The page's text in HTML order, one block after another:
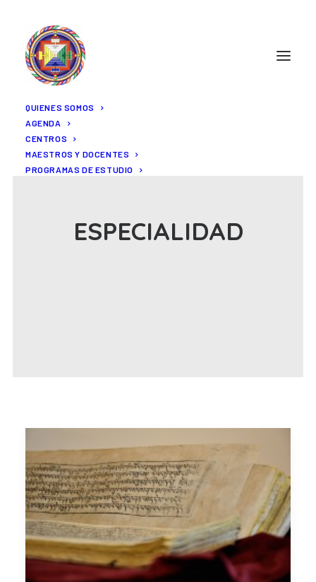
QUIENES SOMOS
AGENDA
CENTROS
MAESTROS Y DOCENTES
PROGRAMAS DE ESTUDIO
ESPECIALIDAD